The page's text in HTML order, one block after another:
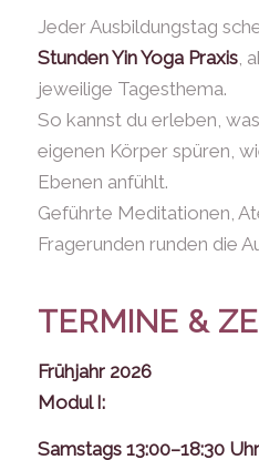
Jeder Ausbildungstag
Stunden Yin Yoga Praxis,
jeweilige Tagesthema.
So kannst du erleben,
eigenen Körper spüren,
Ebenen anfühlt.
Geführte Meditationen,
Fragerunden runden die
TERMINE &
Frühjahr 2026
Modul I:
Samstags 13:00–18:30 Uhr